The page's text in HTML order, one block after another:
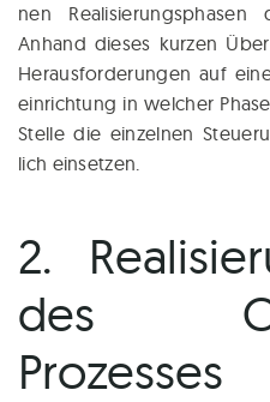
nen Rea­li­sie­rungs­pha­sen
Anhand die­ses kur­zen
Her­aus­for­de­run­gen auf
ein­rich­tung in wel­cher
Stel­le die ein­zel­nen
lich einsetzen.
2.
des
Prozesses